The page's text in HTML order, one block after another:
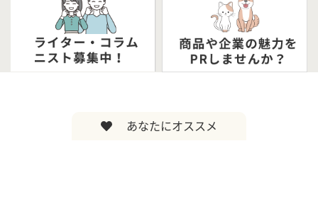
あなたにオススメ